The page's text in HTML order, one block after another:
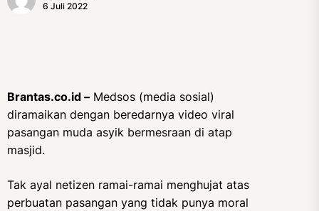
6 Juli 2022
Brantas.co.id – Medsos (media sosial)
diramaikan dengan beredarnya video viral
pasangan muda asyik bermesraan di atap
masjid.
Tak ayal netizen ramai-ramai menghujat atas
perbuatan pasangan yang tidak punya moral